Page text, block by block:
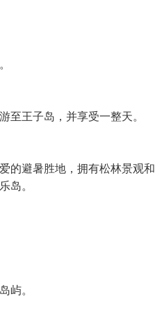
至王子岛，并享受一整天。
的避暑胜地，拥有松林景观和
岛。
屿。